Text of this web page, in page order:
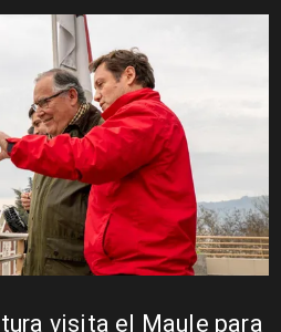
visita el Maule para